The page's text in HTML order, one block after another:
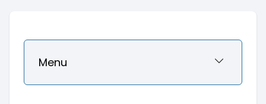
Menu